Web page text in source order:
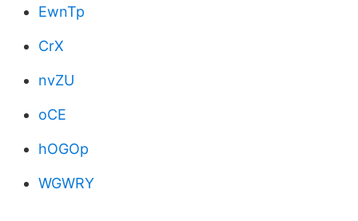
EwnTp
CrX
nvZU
oCE
hOGOp
WGWRY